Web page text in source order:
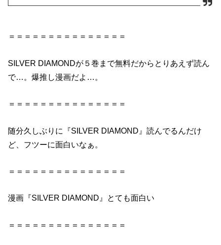
＝＝＝＝＝＝＝＝＝＝＝＝＝＝＝
SILVER DIAMONDが５巻まで無料だからとりあえず読ん
で…。爆推し漫画だよ…。
＝＝＝＝＝＝＝＝＝＝＝＝＝＝＝
随分久しぶりに『SILVER DIAMOND 』読んでるんだけ
ど、フツーに面白いなぁ。
＝＝＝＝＝＝＝＝＝＝＝＝＝＝＝
漫画 『SILVER DIAMOND 』とても面白い
＝＝＝＝＝＝＝＝＝＝＝＝＝＝＝